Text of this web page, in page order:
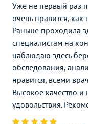
Уже не первый раз
очень нравится, как
Раньше проходила
специалистам на
наблюдаю здесь
обследования,
нравится, всеми
Высокое качество и
удовольствия.